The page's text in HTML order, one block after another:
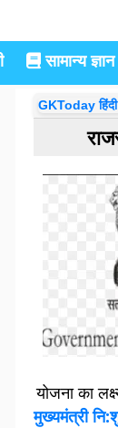
सामान्य
GKToday हिंदी
योजना का
मुख्यमंत्री